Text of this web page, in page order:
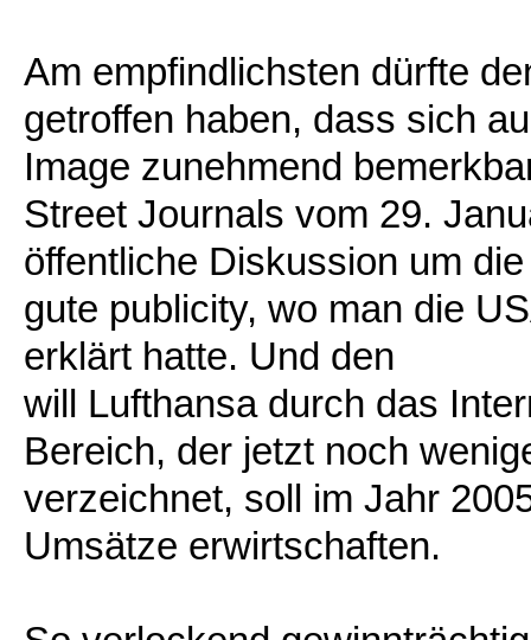
Am empfindlichsten dürfte
getroffen haben, dass sich
Image zunehmend
Street Journals vom 29.
öffentliche Diskussion um
gute publicity, wo man die
erklärt hatte. Und den
will Lufthansa durch das
Bereich, der jetzt noch
verzeichnet, soll im Jahr
Umsätze erwirtschaften.